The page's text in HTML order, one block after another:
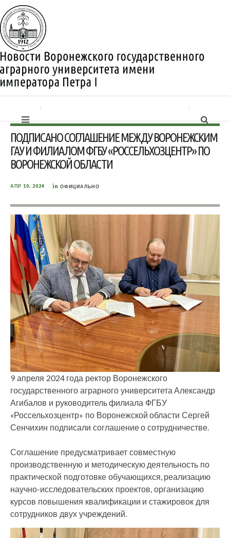
ПОДПИСАНО СОГЛАШЕНИЕ МЕЖДУ ВОРОНЕЖСКИМ
ГАУ И ФИЛИАЛОМ ФГБУ «РОССЕЛЬХОЗЦЕНТР» ПО
ВОРОНЕЖСКОЙ ОБЛАСТИ
АПР 10, 2024 in ОФИЦИАЛЬНО
9 апреля 2024 года ректор Воронежского
государственного аграрного университета Александр
Агибалов и руководитель филиала ФГБУ
«Россельхозцентр» по Воронежской области Сергей
Сенчихин подписали соглашение о сотрудничестве.
Соглашение предусматривает совместную
производственную и методическую деятельность по
практической подготовке обучающихся, реализацию
научно-исследовательских проектов, организацию
курсов повышения квалификации и стажировок для
сотрудников двух учреждений.